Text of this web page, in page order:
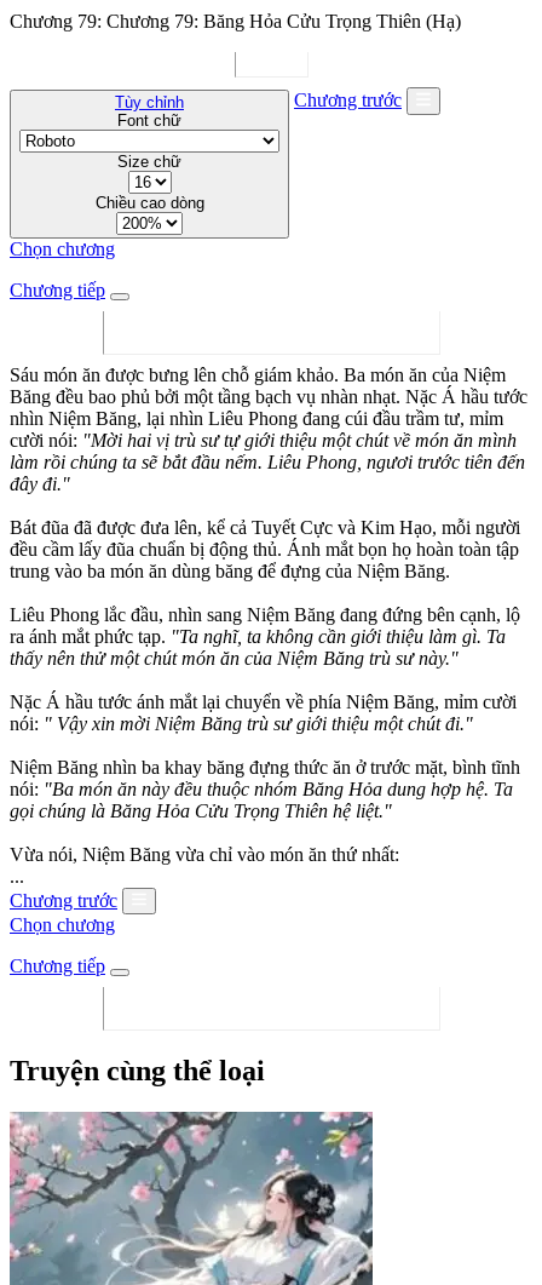
Chương 79: Chương 79: Băng Hỏa Cửu Trọng Thiên (Hạ)
Tùy chỉnh
Font chữ
Size chữ
Chiều cao dòng
Chương trước
Chọn chương
Chương tiếp
Sáu món ăn được bưng lên chỗ giám khảo. Ba món ăn của Niệm
Băng đều bao phủ bởi một tầng bạch vụ nhàn nhạt. Nặc Á hầu tước
nhìn Niệm Băng, lại nhìn Liêu Phong đang cúi đầu trầm tư, mỉm
cười nói: "Mời hai vị trù sư tự giới thiệu một chút về món ăn mình
làm rồi chúng ta sẽ bắt đầu nếm. Liêu Phong, ngươi trước tiên đến
đây đi."
Bát đũa đã được đưa lên, kể cả Tuyết Cực và Kim Hạo, mỗi người
đều cầm lấy đũa chuẩn bị động thủ. Ánh mắt bọn họ hoàn toàn tập
trung vào ba món ăn dùng băng để đựng của Niệm Băng.
Liêu Phong lắc đầu, nhìn sang Niệm Băng đang đứng bên cạnh, lộ
ra ánh mắt phức tạp. "Ta nghĩ, ta không cần giới thiệu làm gì. Ta
thấy nên thử một chút món ăn của Niệm Băng trù sư này."
Nặc Á hầu tước ánh mắt lại chuyển về phía Niệm Băng, mỉm cười
nói: " Vậy xin mời Niệm Băng trù sư giới thiệu một chút đi."
Niệm Băng nhìn ba khay băng đựng thức ăn ở trước mặt, bình tĩnh
nói: "Ba món ăn này đều thuộc nhóm Băng Hỏa dung hợp hệ. Ta
gọi chúng là Băng Hỏa Cửu Trọng Thiên hệ liệt."
Vừa nói, Niệm Băng vừa chỉ vào món ăn thứ nhất:
...
Chương trước
Chọn chương
Chương tiếp
Truyện cùng thể loại